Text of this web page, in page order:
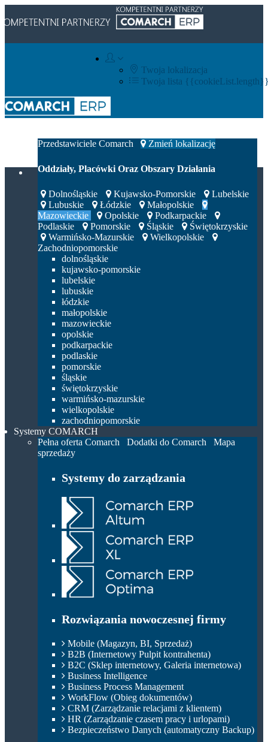
Twoja lokalizacja
Twoja lista
Przedstawiciele Comarch
Zmień lokalizację
Oddziały, Placówki Oraz Obszary Działania
Dolnośląskie Kujawsko-Pomorskie
Lubelskie
Lubuskie
Łódzkie
Małopolskie
Mazowieckie
Opolskie
Podkarpackie
Podlaskie
Pomorskie Śląskie
Świętokrzyskie
Warmińsko-Mazurskie
Wielkopolskie
Zachodniopomorskie
dolnośląskie
kujawsko-pomorskie
lubelskie
lubuskie
łódzkie
małopolskie
mazowieckie
opolskie
podkarpackie
podlaskie
pomorskie
śląskie
świętokrzyskie
warmińsko-mazurskie
wielkopolskie
zachodniopomorskie
Systemy COMARCH
Pełna oferta Comarch
Dodatki do Comarch
Mapa
sprzedaży
Systemy do zarządzania
Rozwiązania nowoczesnej firmy
Mobile (Magazyn, BI, Sprzedaż)
B2B (Internetowy Pulpit kontrahenta)
B2C (Sklep internetowy, Galeria internetowa)
Business Intelligence
Business Process Management
WorkFlow (Obieg dokumentów)
CRM (Zarządzanie relacjami z klientem)
HR (Zarządzanie czasem pracy i urlopami)
Bezpieczeństwo Danych (automatyczny Backup)